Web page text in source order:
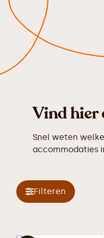
Vind hier
Snel weten
accommodaties
Filteren